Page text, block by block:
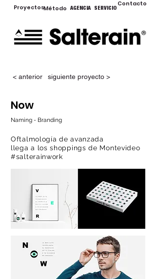
ProyectosMétodo AGENCIA SERVICIO
Contacto
< anterior siguiente proyecto >
Now
Naming - Branding
Oftalmología de avanzada
llega a los shoppings de Montevideo
#salterainwork